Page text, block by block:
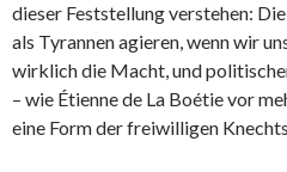
dieser Feststellung verstehen:
als Tyrannen agieren, wenn wir
wirklich die Macht, und
– wie Étienne de La Boétie vor
eine Form der freiwilligen